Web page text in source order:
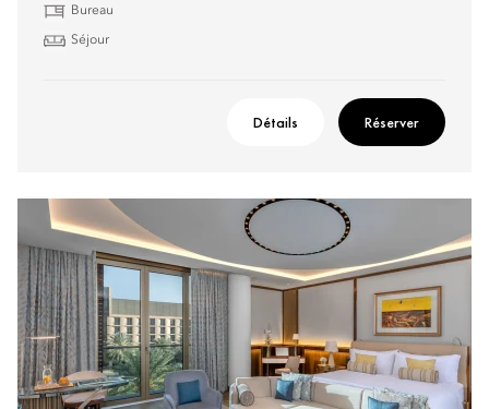
Bureau
Séjour
Détails Réserver